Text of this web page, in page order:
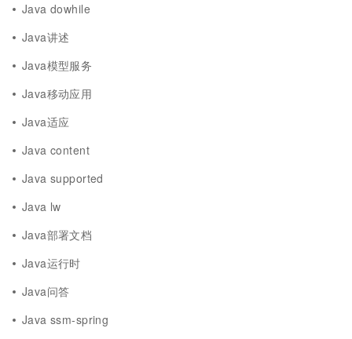
Java dowhile
Java讲述
Java模型服务
Java移动应用
Java适应
Java content
Java supported
Java lw
Java部署文档
Java运行时
Java问答
Java ssm-spring